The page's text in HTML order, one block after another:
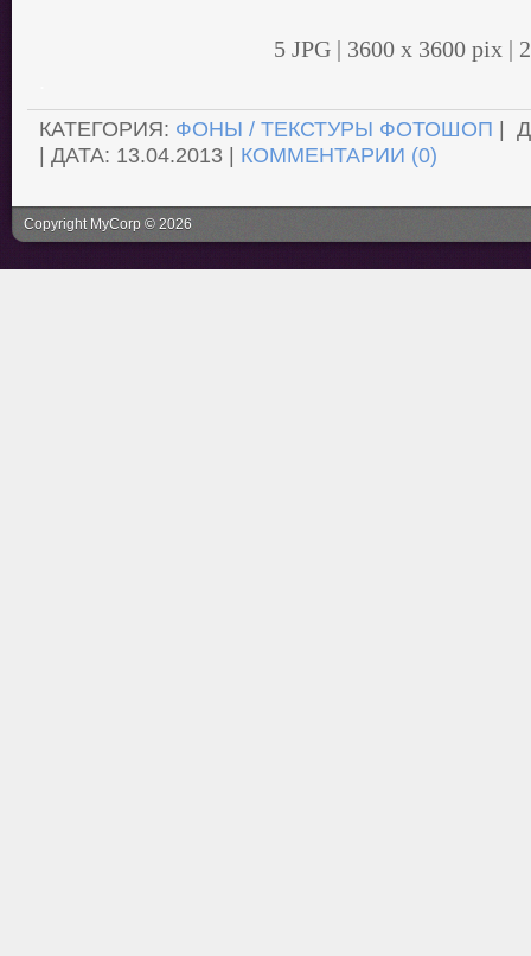
5 JPG | 3600 x 3600 pix |
КАТЕГОРИЯ: ФОНЫ / ТЕКСТУРЫ ФОТОШОП |
| ДАТА: 13.04.2013 | КОММЕНТАРИИ (0)
Copyright MyCorp © 2026